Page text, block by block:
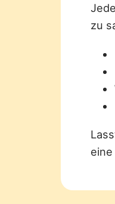
zu